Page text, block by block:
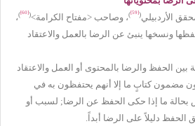
الأردبيلي(
[59]
)، وصاحب <مفتاح الكرامة>(
[60]
)،
ونسخها ينبئ عن الرضا بالعمل والاعتقاد
بين الحفظ والرضا بالمحتوى أو العمل والاعتقاد
مضمون كتابٍ ما إلا أنهم يحتفظون به في
بحالة ما إذا حكى الحفظ عن الرضا; لسبب أو
الحفظ دليلاً على الرضا أبداً.